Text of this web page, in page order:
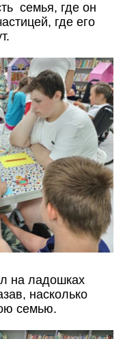
семья, где он
где его
на ладошках
насколько
семью.